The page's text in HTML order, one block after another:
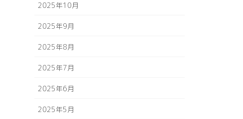
2025年10月
2025年9月
2025年8月
2025年7月
2025年6月
2025年5月